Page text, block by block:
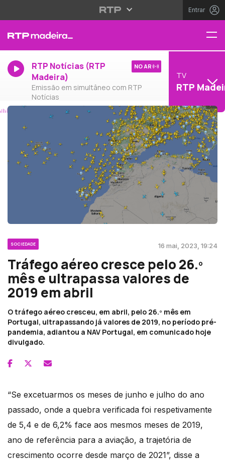
Entrar
RTP Notícias (RTP
Madeira)
Emissão em simultâneo com RTP
Notícias
NO AR
TV
RTP
SOCIEDADE 16 mai, 2023, 19:24
Tráfego aéreo cresce pelo 26.º
mês e ultrapassa valores de
2019 em abril
O tráfego aéreo cresceu, em abril, pelo 26.º mês em
Portugal, ultrapassando já valores de 2019, no período pré-
pandemia, adiantou a NAV Portugal, em comunicado hoje
divulgado.
“Se excetuarmos os meses de junho e julho do ano
passado, onde a quebra verificada foi respetivamente
de 5,4 e de 6,2% face aos mesmos meses de 2019,
ano de referência para a aviação, a trajetória de
crescimento ocorre desde março de 2021”, disse a